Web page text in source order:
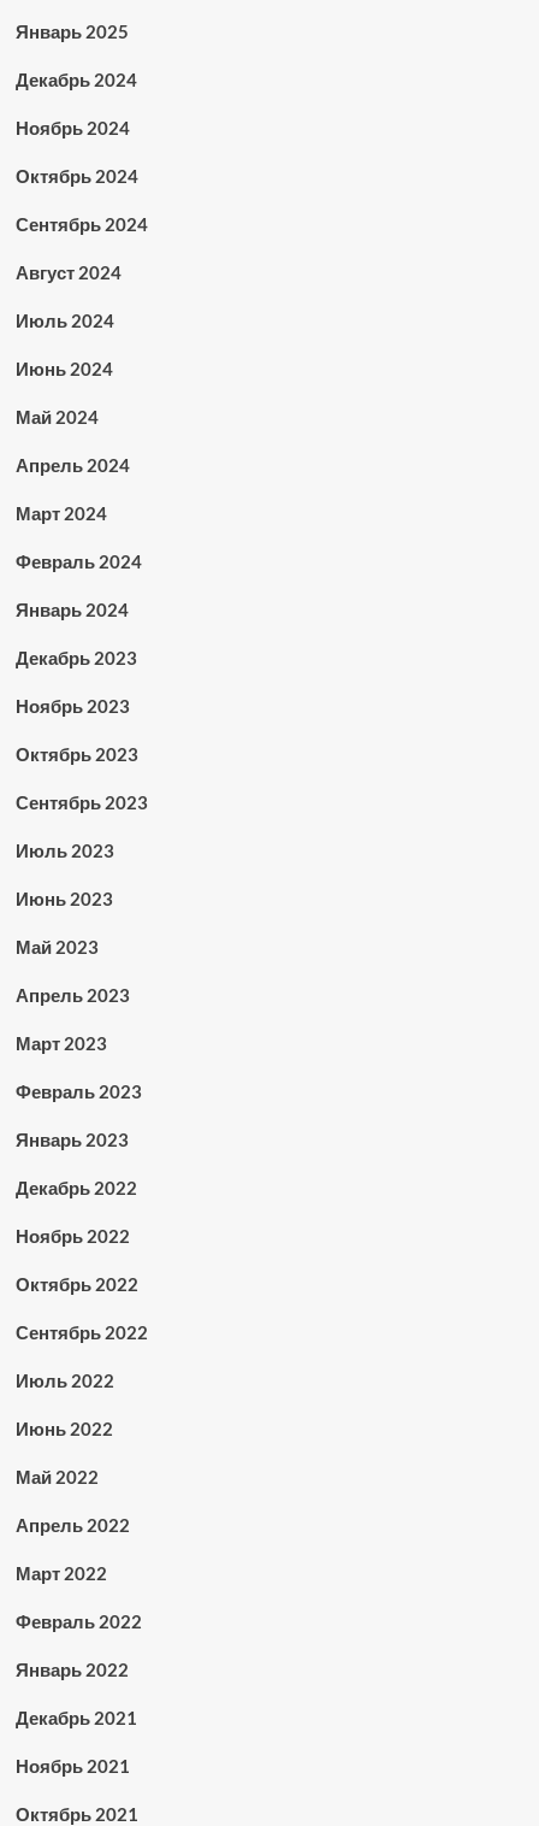
Январь 2025
Декабрь 2024
Ноябрь 2024
Октябрь 2024
Сентябрь 2024
Август 2024
Июль 2024
Июнь 2024
Май 2024
Апрель 2024
Март 2024
Февраль 2024
Январь 2024
Декабрь 2023
Ноябрь 2023
Октябрь 2023
Сентябрь 2023
Июль 2023
Июнь 2023
Май 2023
Апрель 2023
Март 2023
Февраль 2023
Январь 2023
Декабрь 2022
Ноябрь 2022
Октябрь 2022
Сентябрь 2022
Июль 2022
Июнь 2022
Май 2022
Апрель 2022
Март 2022
Февраль 2022
Январь 2022
Декабрь 2021
Ноябрь 2021
Октябрь 2021